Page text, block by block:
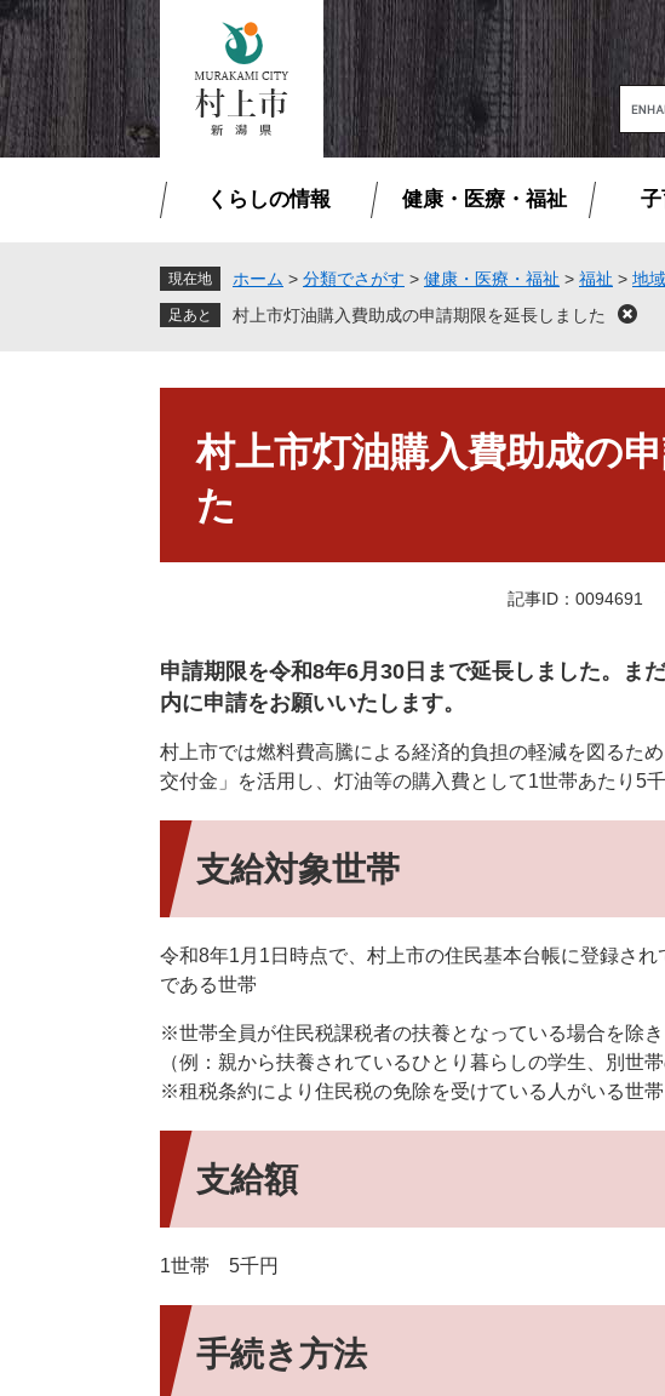
ペ
ー
ジ
の
先
頭
メ
ニ
ュ
ー
を
飛
G
o
o
カ
ス
検
くらしの情報 健康・医療・福祉
現在地 ホーム > 分類でさがす > 健康・医療・福祉 > 福祉 > 地
村上市灯油購入費助成の申請期限を延長しました
閉
村上市灯油購入費助成の
た
記事ID：0094691
申請期限を令和8年6月30日まで延長しました。ま
内に申請をお願いいたします。
村上市では燃料費高騰による経済的負担の軽減を図るた
交付金」を活用し、灯油等の購入費として1世帯あたり5千
支給対象世帯
令和8年1月1日時点で、村上市の住民基本台帳に登録さ
である世帯
※世帯全員が住民税課税者の扶養となっている場合を除
（例：親から扶養されているひとり暮らしの学生、別世
※租税条約により住民税の免除を受けている人がいる世
支給額
1世帯 5千円
手続き方法